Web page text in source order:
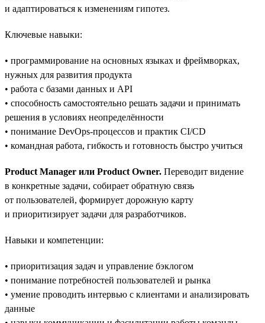
и адаптироваться к изменениям гипотез.
Ключевые навыки:
• программирование на основных языках и фреймворках,
нужных для развития продукта
• работа с базами данных и API
• способность самостоятельно решать задачи и принимать
решения в условиях неопределённости
• понимание DevOps-процессов и практик CI/CD
• командная работа, гибкость и готовность быстро учиться
Product Manager или Product Owner. Переводит видение
в конкретные задачи, собирает обратную связь
от пользователей, формирует дорожную карту
и приоритизирует задачи для разработчиков.
Навыки и компетенции:
• приоритизация задач и управление бэклогом
• понимание потребностей пользователей и рынка
• умение проводить интервью с клиентами и анализировать
данные